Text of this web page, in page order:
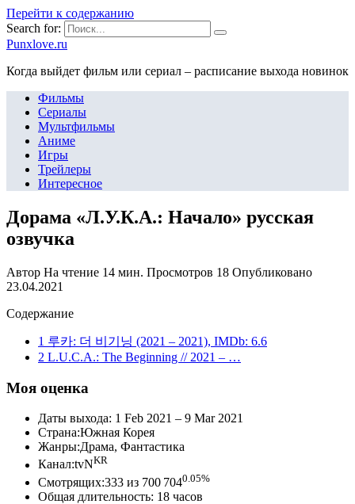
Перейти к содержанию
Search for:
Punxlove.ru
Когда выйдет фильм или сериал – расписание выхода новинок
Фильмы
Сериалы
Мультфильмы
Аниме
Игры
Трейлеры
Интересное
Дорама «Л.У.К.А.: Начало» русская
озвучка
Автор На чтение 14 мин. Просмотров 18 Опубликовано
23.04.2021
Содержание
1 루카: 더 비기닝 (2021 – 2021), IMDb: 6.6
2 L.U.C.A.: The Beginning // 2021 – …
Моя оценка
Даты выхода: 1 Feb 2021 – 9 Mar 2021
Страна:Южная Корея
Жанры:Драма, Фантастика
Канал:tvNKR
Смотрящих:333 из 700 7040.05%
Общая длительность: 18 часов